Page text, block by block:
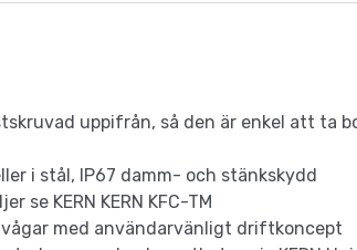
uppifrån, så den är enkel att ta
i stål, IP67 damm- och stänkskydd
se KERN KERN KFC-TM
med användarvänligt driftkoncept